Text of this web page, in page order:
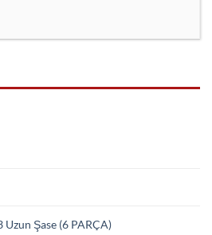
Şase (6 PARÇA)